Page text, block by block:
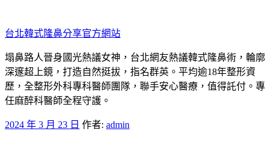
至
主
要
內
容
台北韓式隆鼻分享官方網站
塌鼻路人晉身國光熱議女神，台北網友熱議韓式隆鼻術，輪廓
深邃超上鏡，打造自然挺拔，指名群英。平均逾18年整形資
歷，全整形外科專科醫師團隊，聯手安心醫療，值得託付。專
任麻醉科醫師全程守護。
發
2024 年 3 月 23 日 作者: admin